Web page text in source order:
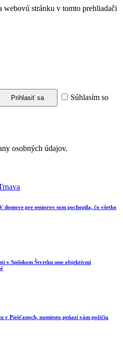
stránku v tomto prehliadači
Súhlasím so
osobných údajov.
pre seniorov som pochopila, čo všetko
v Spišskom Štvrtku sme objektívmi
v Piešťanoch, namiesto peňazí vám požičia